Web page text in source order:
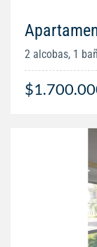
2 alcobas, 1